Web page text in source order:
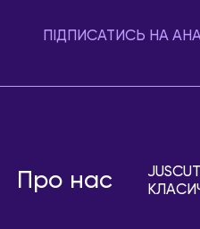
ПІДПИСАТИСЬ НА
Про нас